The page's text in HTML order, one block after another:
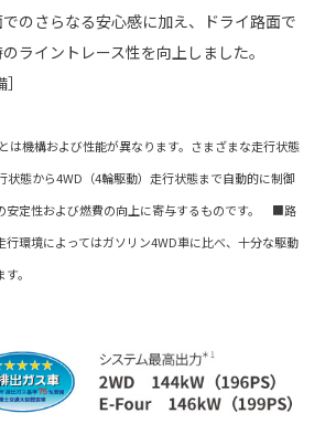
のさらなる安心感に加え、ドライ路面で
ライントレース性を向上しました。
は機構および性能が異なります。さまざまな走行状態
状態から4WD（4輪駆動）走行状態まで自動的に制御
安定性および燃費の向上に寄与するものです。 ■路
行環境によってはガソリン4WD車に比べ、十分な駆動
。